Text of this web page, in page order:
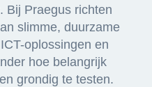
Bij Praegus richten
slimme, duurzame
oplossingen en
hoe belangrijk
grondig te testen.